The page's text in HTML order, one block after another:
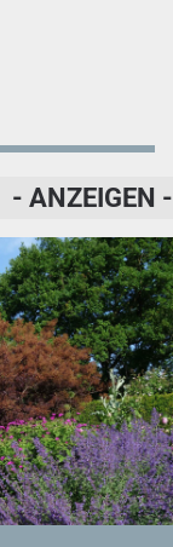
- ANZEIGEN -